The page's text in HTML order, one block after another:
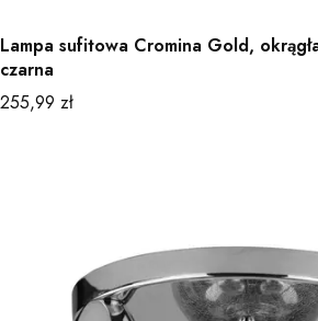
Lampa sufitowa Cromina Gold,
czarna
Cena
255,99 zł